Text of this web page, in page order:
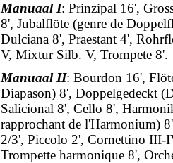
Manuaal I: Prinzipal 16',
8', Jubalflöte (genre de
Dulciana 8', Praestant 4',
V, Mixtur Silb. V, Trompete 8'.
Manuaal II: Bourdon 16',
Diapason) 8', Doppelgedeckt
Salicional 8', Cello 8',
rapprochant de l'Harmonium)
2/3', Piccolo 2', Cornettino III-
Trompette harmonique 8',